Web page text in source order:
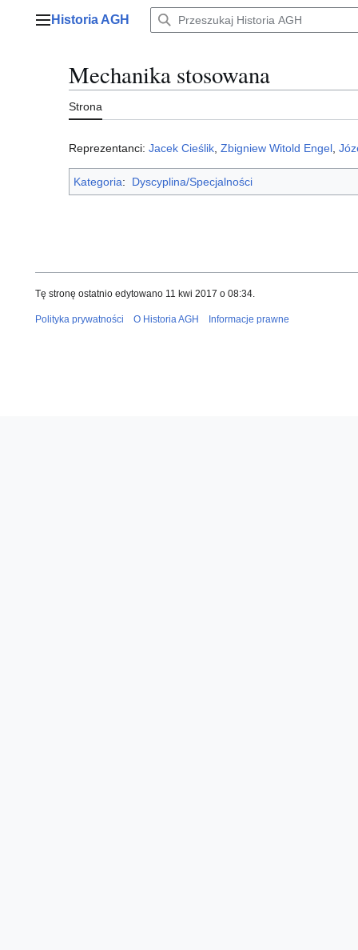
Menu główne
Historia AGH
Mechanika stosowana
Strona
Reprezentanci: Jacek Cieślik Zbigniew Witold Engel
Kategoria: Dyscyplina/Specjalności
Tę stronę ostatnio edytowano 11 kwi 2017 o 08:34.
Polityka prywatności O Historia AGH Informacje prawne